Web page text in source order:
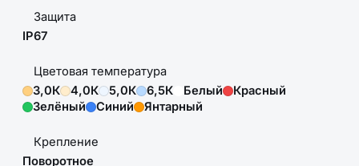
Защита
IP67
Цветовая температура
3,0К
4,0К 5,0К 6,5К Белый
Красный
Зелёный
Синий Янтарный
Крепление
Поворотное